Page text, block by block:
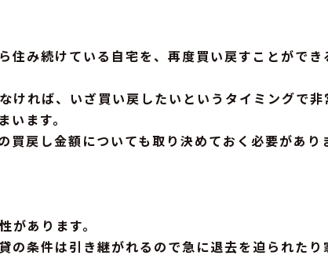
住み続けている自宅を、再度買い戻すことがで
ければ、いざ買い戻したいというタイミングで
ます。
戻し金額についても取り決めておく必要があり
あります。
の条件は引き継がれるので急に退去を迫られた